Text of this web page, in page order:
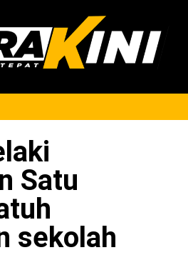
Satu
sekolah